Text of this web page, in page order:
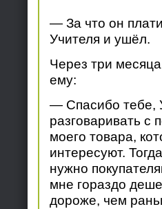
— За что он
Учителя и ушёл.
Через три
ему:
— Спасибо тебе,
разговаривать с
моего товара,
интересуют.
нужно
мне гораздо
дороже, чем